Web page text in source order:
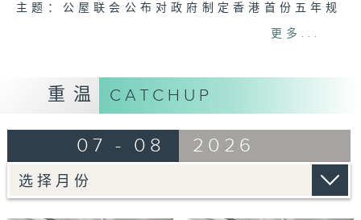
主题：公屋联会公布对政府制定香港首份五年规
访问：立法会议员、香港出版总会会长 李家驹
主题：教资会统计 八大学士毕业生平均年薪达
访问：香港人力资源管理学会副会长 陆国坤
主题：警方全港多区执法 打击非法驾驶电动可
移动工具
访问：新界东南立法会议员 方国珊
更多...
重温 CATCHUP
07 - 08 2026